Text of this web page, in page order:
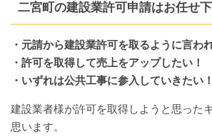
二宮町の建設業許可申請はお任せ下
・元請から建設業許可を取るように言わ
・許可を取得して売上をアップしたい！
・いずれは公共工事に参入していきたい！
建設業者様が許可を取得しようと思った
思います。